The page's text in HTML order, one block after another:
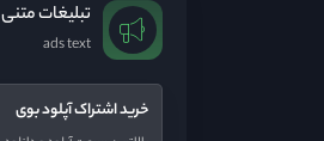
تبلیغات متنی
ads text
خرید اشتراک آپلود بوی